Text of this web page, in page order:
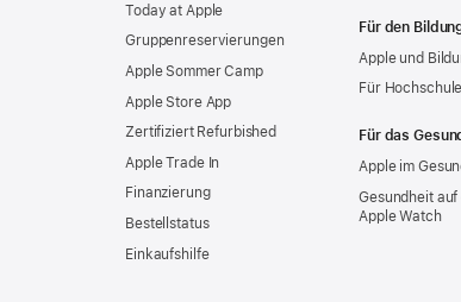
Today at Apple
Gruppen­reservierungen
Apple Sommer Camp
Apple Store App
Zertifiziert Refurbished
Apple Trade In
Finanzierung
Bestellstatus
Einkaufshilfe
Für den
Apple und
Für
Für das
Apple im
Gesundheit auf
Apple Watch